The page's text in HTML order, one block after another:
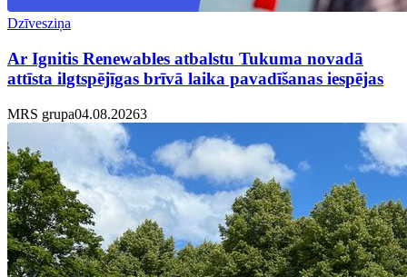
Dzīvesziņa
Ar Ignitis Renewables atbalstu Tukuma novadā
attīsta ilgtspējīgas brīvā laika pavadīšanas iespējas
MRS grupa04.08.20263